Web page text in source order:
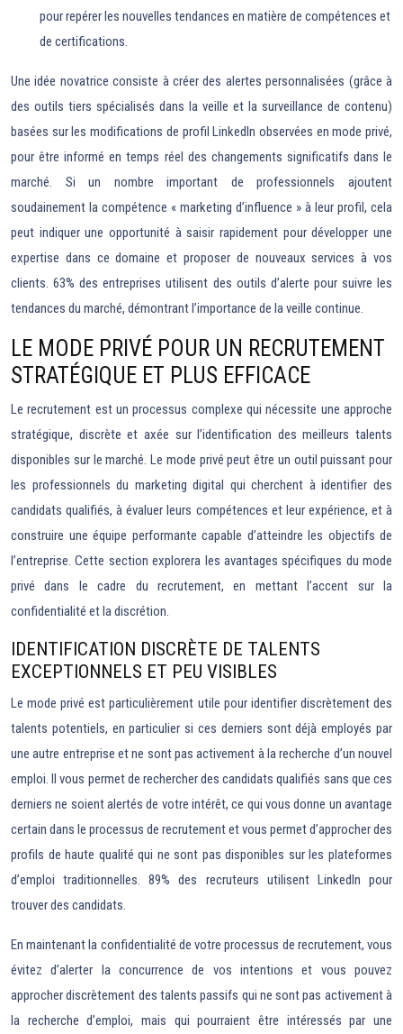
pour repérer les nouvelles tendances en matière de compétences et
de certifications.
Une idée novatrice consiste à créer des alertes personnalisées (grâce à
des outils tiers spécialisés dans la veille et la surveillance de contenu)
basées sur les modifications de profil LinkedIn observées en mode privé,
pour être informé en temps réel des changements significatifs dans le
marché. Si un nombre important de professionnels ajoutent
soudainement la compétence « marketing d’influence » à leur profil, cela
peut indiquer une opportunité à saisir rapidement pour développer une
expertise dans ce domaine et proposer de nouveaux services à vos
clients. 63% des entreprises utilisent des outils d’alerte pour suivre les
tendances du marché, démontrant l’importance de la veille continue.
LE MODE PRIVÉ POUR UN RECRUTEMENT
STRATÉGIQUE ET PLUS EFFICACE
Le recrutement est un processus complexe qui nécessite une approche
stratégique, discrète et axée sur l’identification des meilleurs talents
disponibles sur le marché. Le mode privé peut être un outil puissant pour
les professionnels du marketing digital qui cherchent à identifier des
candidats qualifiés, à évaluer leurs compétences et leur expérience, et à
construire une équipe performante capable d’atteindre les objectifs de
l’entreprise. Cette section explorera les avantages spécifiques du mode
privé dans le cadre du recrutement, en mettant l’accent sur la
confidentialité et la discrétion.
IDENTIFICATION DISCRÈTE DE TALENTS
EXCEPTIONNELS ET PEU VISIBLES
Le mode privé est particulièrement utile pour identifier discrètement des
talents potentiels, en particulier si ces derniers sont déjà employés par
une autre entreprise et ne sont pas activement à la recherche d’un nouvel
emploi. Il vous permet de rechercher des candidats qualifiés sans que ces
derniers ne soient alertés de votre intérêt, ce qui vous donne un avantage
certain dans le processus de recrutement et vous permet d’approcher des
profils de haute qualité qui ne sont pas disponibles sur les plateformes
d’emploi traditionnelles. 89% des recruteurs utilisent LinkedIn pour
trouver des candidats.
En maintenant la confidentialité de votre processus de recrutement, vous
évitez d’alerter la concurrence de vos intentions et vous pouvez
approcher discrètement des talents passifs qui ne sont pas activement à
la recherche d’emploi, mais qui pourraient être intéressés par une